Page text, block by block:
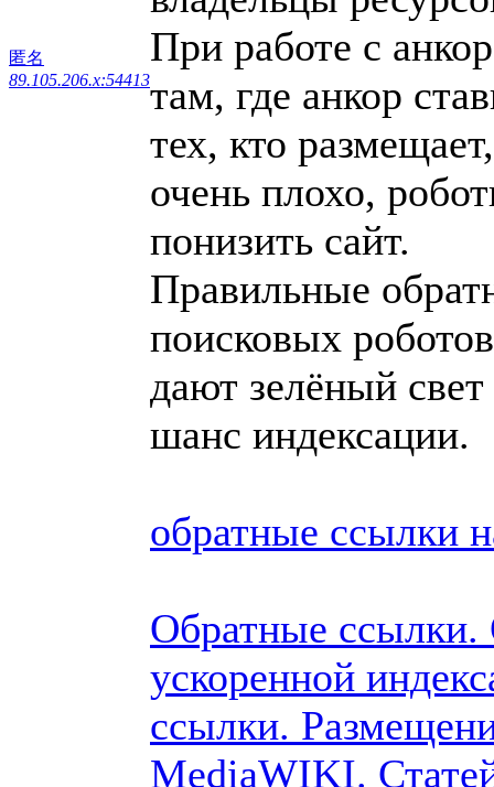
匿名
89.105.206.x:54413
При работе с
там, где анкор
тех, кто
очень плохо,
понизить сайт.
Правильные
поисковых
дают зелёный
шанс индексации.
обратные ссылки
Обратные
ускоренной
ссылки.
MediaWIKI.